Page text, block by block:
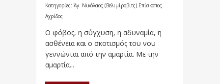
Κατηγορίες: Άγ. Νικόλαος (Βελιμίροβιτς) Επίσκοπος
Αχρίδος
Ο φόβος, η σύγχυση, η αδυναμία, η
ασθένεια και ο σκοτισμός του νου
γεννώνται από την αμαρτία. Με την
αμαρτία...